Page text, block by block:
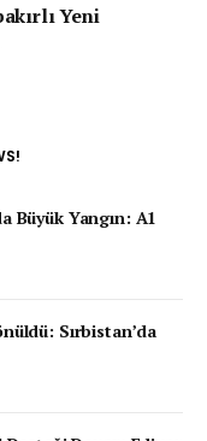
Büyük Yangın: A1
Sırbistan’da
Yeni